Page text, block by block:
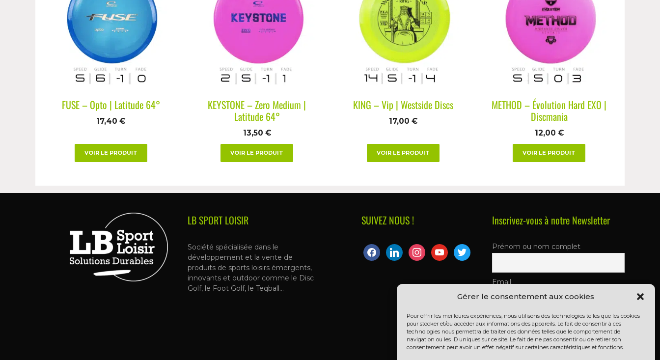
Gérer le consentement aux cookies
Pour offrir les meilleures expériences, nous utilisons des technologies telles que les cookies
pour stocker et/ou accéder aux informations des appareils. Le fait de consentir à ces
technologies nous permettra de traiter des données telles que le comportement de
navigation ou les ID uniques sur ce site. Le fait de ne pas consentir ou de retirer son
consentement peut avoir un effet négatif sur certaines caractéristiques et fonctions.
FUSE – Opto | Latitude 64°
17,40€
VOIR LE PRODUIT
KEYSTONE – Zero Medium |
Latitude 64°
13,50 €
VOIR LE PRODUIT
KING – Vip | Westside Discs
17,00 €
VOIR LE PRODUIT
METHOD – Évolution Hard EXO |
Discmania
12,00 €
VOIR LE PRODUIT
LB SPORT LOISIR
Société spécialisée dans le
développement et la vente de
produits de sports loisirs émergents,
innovants et outdoor comme le Disc
Golf, le Foot Golf, le Teqball…
SUIVEZ NOUS ! Inscrivez-vous à notre Newsletter
Prénom ou nom complet
Email
En continuant, vous acceptez la
politique de confidentialité